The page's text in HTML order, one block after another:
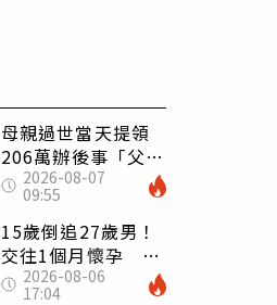
母親過世當天提領
206萬辦後事「父子
遭判刑」 律師：
搶錢先下手是罪
2026-08-07
09:55
15歲倒追27歲男！
交往1個月懷孕 36
歲當阿嬤故事曝光
2026-08-06
17:04